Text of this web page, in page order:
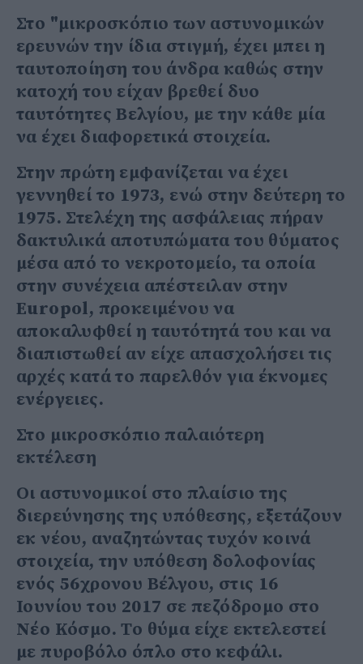
Στο "μικροσκόπιο των αστυνομικών
ερευνών την ίδια στιγμή, έχει μπει η
ταυτοποίηση του άνδρα καθώς στην
κατοχή του είχαν βρεθεί δυο
ταυτότητες Βελγίου, με την κάθε μία
να έχει διαφορετικά στοιχεία.
Στην πρώτη εμφανίζεται να έχει
γεννηθεί το 1973, ενώ στην δεύτερη το
1975. Στελέχη της ασφάλειας πήραν
δακτυλικά αποτυπώματα του θύματος
μέσα από το νεκροτομείο, τα οποία
στην συνέχεια απέστειλαν στην
Europol, προκειμένου να
αποκαλυφθεί η ταυτότητά του και να
διαπιστωθεί αν είχε απασχολήσει τις
αρχές κατά το παρελθόν για έκνομες
ενέργειες.
Στο μικροσκόπιο παλαιότερη
εκτέλεση
Οι αστυνομικοί στο πλαίσιο της
διερεύνησης της υπόθεσης, εξετάζουν
εκ νέου, αναζητώντας τυχόν κοινά
στοιχεία, την υπόθεση δολοφονίας
ενός 56χρονου Βέλγου, στις 16
Ιουνίου του 2017 σε πεζόδρομο στο
Νέο Κόσμο. Το θύμα είχε εκτελεστεί
με πυροβόλο όπλο στο κεφάλι.